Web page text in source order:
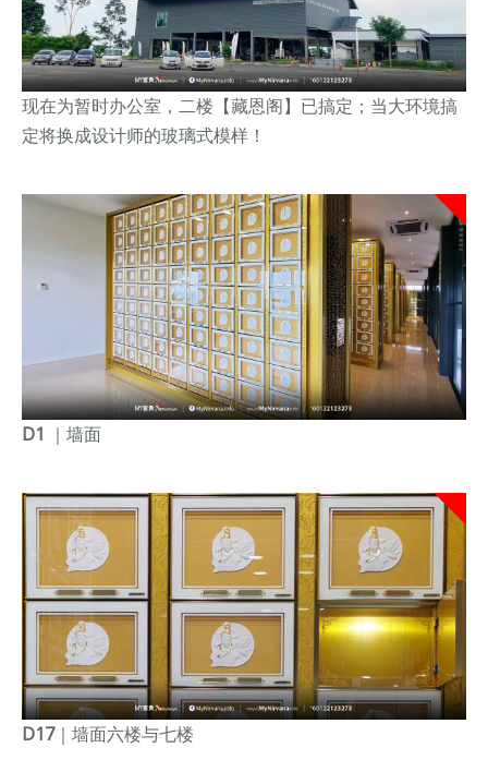
现在为暂时办公室，二楼【藏恩阁】已搞定；当大环境搞
定将换成设计师的玻璃式模样！
D1 ｜墙面
D17｜墙面六楼与七楼